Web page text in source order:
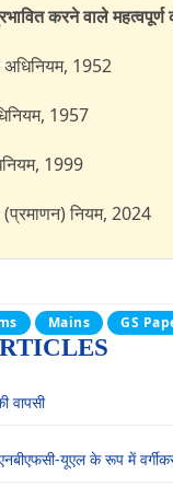
करने वाले
अधिनियम, 1952
1957
1999
(प्रमाणन) नियम, 2024
Mains GS
वापसी
यूएल के रूप में